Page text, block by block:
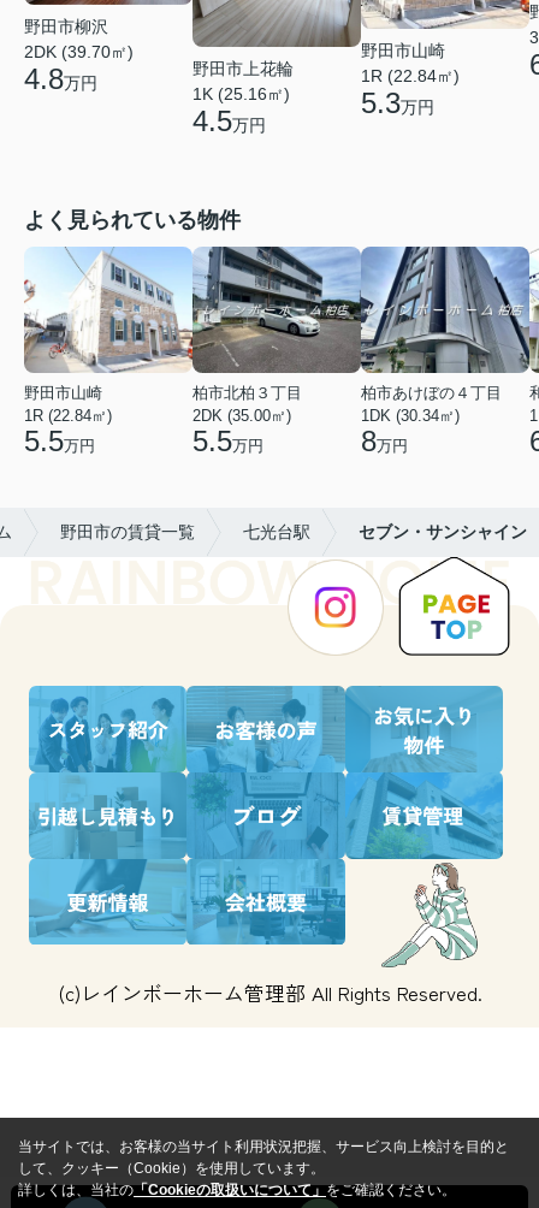
野田市柳沢
2DK (39.70㎡)
4.8万円
野田市上花輪
1K (25.16㎡)
4.5万円
野田市山崎
1R (22.84㎡)
5.3万円
よく見られている物件
野田市山崎
1R (22.84㎡)
5.5万円
柏市北柏３丁目
2DK (35.00㎡)
5.5万円
柏市あけぼの４丁目
1DK (30.34㎡)
8万円
野田市の賃貸一覧 七光台駅 セブン・サンシャイン
(c)レインボーホーム管理部 All Rights Reserved.
当サイトでは、お客様の当サイト利用状況把握、サービス向上検討を目的と
して、クッキー（Cookie）を使用しています。
詳しくは、当社の「Cookieの取扱いについて」をご確認ください。